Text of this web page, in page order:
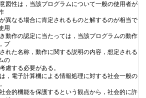
図性は，当該プログラムについて一般の使用者が
異なる場合に肯定されるものと解するのが相当で
用
動作の認定に当たっては，当該プログラムの動作
プ
れた名称，動作に関する説明の内容，想定される
の
慮する必要がある。
，電子計算機による情報処理に対する社会一般の
会的機能を保護するという観点から，社会的に許